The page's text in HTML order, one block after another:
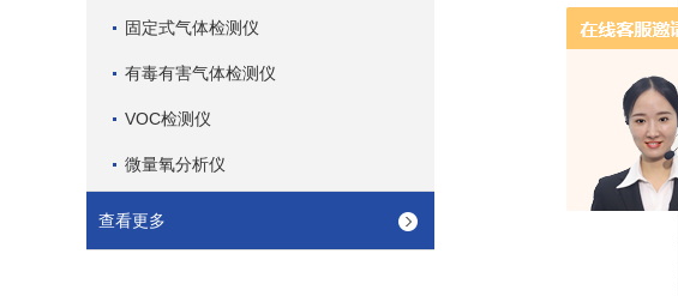
固定式气体检测仪
有毒有害气体检测仪
VOC检测仪
微量氧分析仪
查看更多